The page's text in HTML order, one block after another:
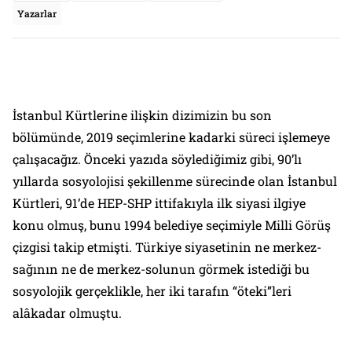
Yazarlar
İstanbul Kürtlerine ilişkin dizimizin bu son
bölümünde, 2019 seçimlerine kadarki süreci işlemeye
çalışacağız. Önceki yazıda söylediğimiz gibi, 90’lı
yıllarda sosyolojisi şekillenme sürecinde olan İstanbul
Kürtleri, 91’de HEP-SHP ittifakıyla ilk siyasi ilgiye
konu olmuş, bunu 1994 belediye seçimiyle Milli Görüş
çizgisi takip etmişti. Türkiye siyasetinin ne merkez-
sağının ne de merkez-solunun görmek istediği bu
sosyolojik gerçeklikle, her iki tarafın “öteki”leri
alâkadar olmuştu.